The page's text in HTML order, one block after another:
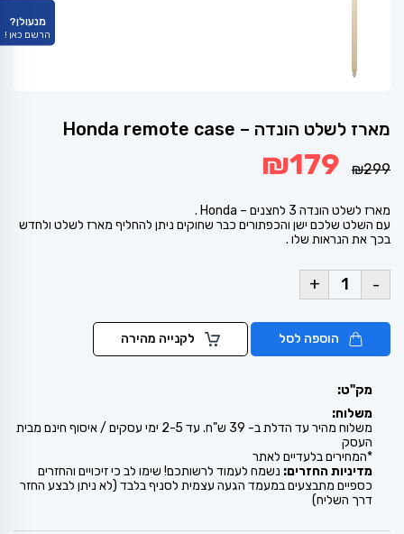
מארז לשלט הונדה – Honda remote case
₪299
המחיר
המקורי
₪179
מארז לשלט הונדה 3 לחצנים – Honda .
עם השלט שלכם ישן והכפתורים כבר שחוקים ניתן להחליף מארז לשלט ולחדש
בכך את הנראות שלו .
-
+
הוספה לסל לקנייה מהירה
מק"ט:
משלוח:
משלוח מהיר עד הדלת ב- 39 ש"ח. עד 2-5 ימי עסקים / איסוף חינם מבית
העסק
*המחירים בלעדיים לאתר
מדיניות החזרים: נשמח לעמוד לרשותכם! שימו לב כי זיכויים והחזרים
כספיים מתבצעים במעמד הגעה עצמית לסניף בלבד (לא ניתן לבצע החזר
דרך השליח)
מנעולן?
הרשם כאן !